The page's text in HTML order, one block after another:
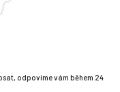
odpovíme vám během 24